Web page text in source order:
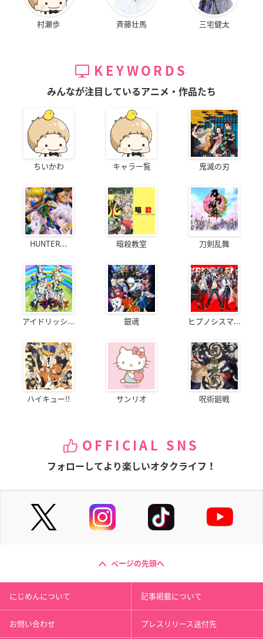
村瀬歩 斉藤壮馬 三宅健太
KEYWORDS
みんなが注目しているアニメ・作品たち
ちいかわ キャラ一覧 鬼滅の刃
HUNTER... 暗殺教室 刀剣乱舞
アイドリッシ... 銀魂 ヒプノシスマ...
ハイキュー!! サンリオ 呪術廻戦
OFFICIAL SNS
フォローしてより楽しいオタクライフ！
ページの先頭へ
にじめんについて 記事掲載について
お問い合わせ プレスリリース送付先